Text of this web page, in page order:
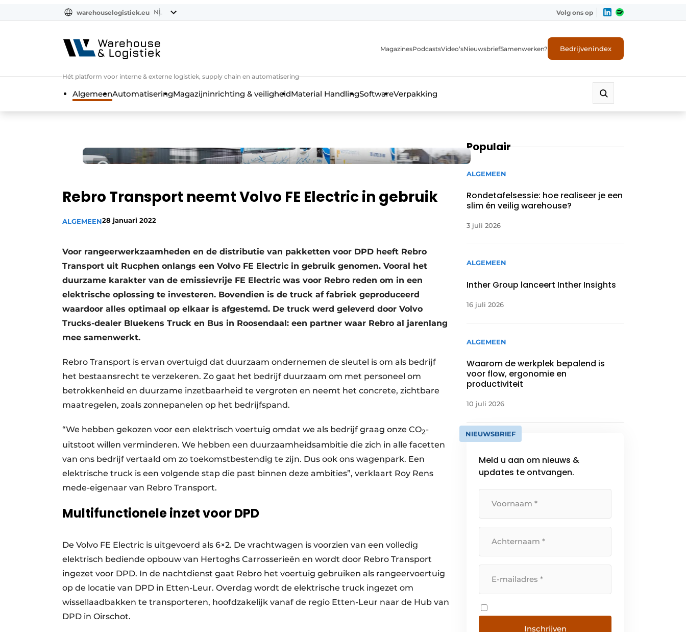
warehouselogistiek.eu NL Volg ons op
Hét platform voor interne & externe logistiek, supply chain en automatisering
MagazinesPodcastsVideo’sNieuwsbriefSamenwerken? Bedrijvenindex
AlgemeenAutomatiseringMagazijninrichting & veiligheidMaterial HandlingSoftwareVerpakking
Rebro Transport neemt Volvo FE Electric in gebruik
ALGEMEEN28 januari 2022
Voor rangeerwerkzaamheden en de distributie van pakketten voor DPD heeft Rebro
Transport uit Rucphen onlangs een Volvo FE Electric in gebruik genomen. Vooral het
duurzame karakter van de emissievrije FE Electric was voor Rebro reden om in een
elektrische oplossing te investeren. Bovendien is de truck af fabriek geproduceerd
waardoor alles optimaal op elkaar is afgestemd. De truck werd geleverd door Volvo
Trucks-dealer Bluekens Truck en Bus in Roosendaal: een partner waar Rebro al jarenlang
mee samenwerkt.
Rebro Transport is ervan overtuigd dat duurzaam ondernemen de sleutel is om als bedrijf
het bestaansrecht te verzekeren. Zo gaat het bedrijf duurzaam om met personeel om
betrokkenheid en duurzame inzetbaarheid te vergroten en neemt het concrete, zichtbare
maatregelen, zoals zonnepanelen op het bedrijfspand.
“We hebben gekozen voor een elektrisch voertuig omdat we als bedrijf graag onze CO2-
uitstoot willen verminderen. We hebben een duurzaamheidsambitie die zich in alle facetten
van ons bedrijf vertaald om zo toekomstbestendig te zijn. Dus ook ons wagenpark. Een
elektrische truck is een volgende stap die past binnen deze ambities”, verklaart Roy Rens
mede-eigenaar van Rebro Transport.
Multifunctionele inzet voor DPD
De Volvo FE Electric is uitgevoerd als 6×2. De vrachtwagen is voorzien van een volledig
elektrisch bediende opbouw van Hertoghs Carrosserieën en wordt door Rebro Transport
ingezet voor DPD. In de nachtdienst gaat Rebro het voertuig gebruiken als rangeervoertuig
op de locatie van DPD in Etten-Leur. Overdag wordt de elektrische truck ingezet om
wissellaadbakken te transporteren, hoofdzakelijk vanaf de regio Etten-Leur naar de Hub van
DPD in Oirschot.
Populair
ALGEMEEN
Rondetafelsessie: hoe realiseer je een
slim én veilig warehouse?
3 juli 2026
ALGEMEEN
Inther Group lanceert Inther Insights
16 juli 2026
ALGEMEEN
Waarom de werkplek bepalend is
voor flow, ergonomie en
productiviteit
10 juli 2026
NIEUWSBRIEF
Meld u aan om nieuws &
updates te ontvangen.
Inschrijven